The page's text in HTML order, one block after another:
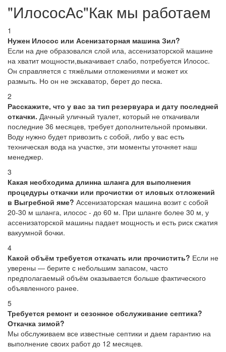
"ИлососАс"Как мы работаем
1
Нужен Илосос или Асенизаторная машина Зил?
Если на дне образовался слой ила, ассенизаторской машине
на хватит мощности,выкачивает слабо, потребуется Илосос.
Он справляется с тяжёлыми отложениями и может их
размыть. Но он не экскаватор, берет до песка.
2
Расскажите, что у вас за тип резервуара и дату последней
откачки. Дачный уличный туалет, который не откачивали
последние 36 месяцев, требует дополнительной промывки.
Воду нужно будет привозить с собой, либо у вас есть
техническая вода на участке, эти моменты уточняет наш
менеджер.
3
Какая необходима длинна шланга для выполнения
процедуры откачки или прочистки от иловых отложений
в Выгребной яме? Ассенизаторская машина возит с собой
20-30 м шланга, илосос - до 60 м. При шланге более 30 м, у
ассенизаторской машины падает мощность и есть риск сжатия
вакуумной бочки.
4
Какой объём требуется откачать или прочистить? Если не
уверены — берите с небольшим запасом, часто
предполагаемый объём оказывается больше фактического
объявленного ранее.
5
Требуется ремонт и сезонное обслуживание септика?
Откачка зимой?
Мы обслуживаем все известные септики и даем гарантию на
выполнение своих работ до 12 месяцев.